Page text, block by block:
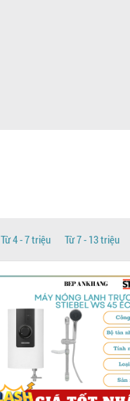
Từ 4 - 7 triệu Từ 7 - 13 triệu